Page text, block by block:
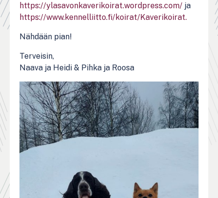
https://ylasavonkaverikoirat.wordpress.com/ ja
https://www.kennelliitto.fi/koirat/Kaverikoirat.
Nähdään pian!
Terveisin,
Naava ja Heidi & Pihka ja Roosa